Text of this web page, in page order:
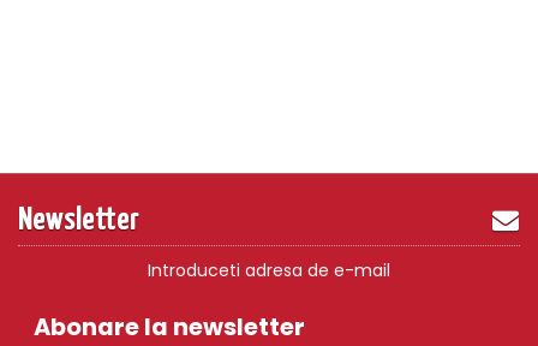
Newsletter
Introduceti adresa de e-mail
Abonare la newsletter